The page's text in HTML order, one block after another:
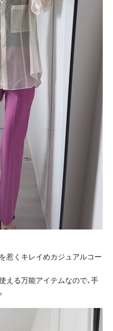
惹くキレイめカジュアルコー
える万能アイテムなので、手